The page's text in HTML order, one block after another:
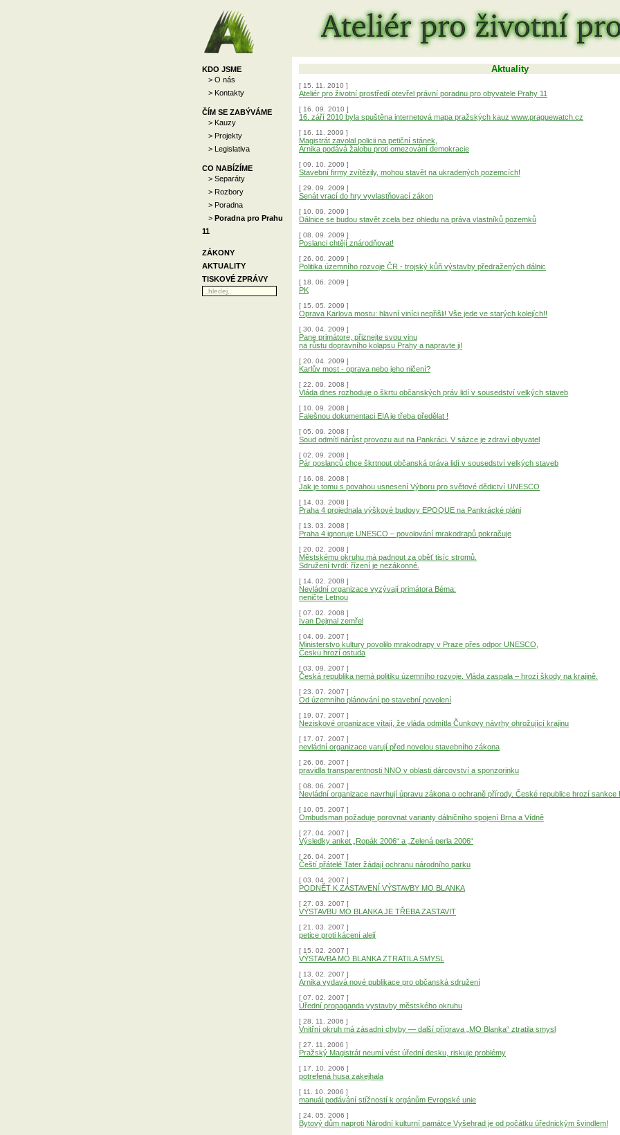
KDO JSME
> O nás
> Kontakty
ČÍM SE ZABÝVÁME
> Kauzy
> Projekty
> Legislativa
CO NABÍZÍME
> Separáty
> Rozbory
> Poradna
> Poradna pro Prahu
11
ZÁKONY
AKTUALITY
TISKOVÉ ZPRÁVY
Aktuality
[ 15. 11. 2010 ]
Ateliér pro životní prostředí otevřel právní poradnu pro obyvatele Prahy 11
[ 16. 09. 2010 ]
16. září 2010 byla spuštěna internetová mapa pražských kauz www.praguewatch.cz
[ 16. 11. 2009 ]
Magistrát zavolal policii na petiční stánek,
Arnika podává žalobu proti omezování demokracie
[ 09. 10. 2009 ]
Stavební firmy zvítězily, mohou stavět na ukradených pozemcích!
[ 29. 09. 2009 ]
Senát vrací do hry vyvlastňovací zákon
[ 10. 09. 2009 ]
Dálnice se budou stavět zcela bez ohledu na práva vlastníků pozemků
[ 08. 09. 2009 ]
Poslanci chtějí znárodňovat!
[ 26. 06. 2009 ]
Politika územního rozvoje ČR - trojský kůň výstavby předražených dálnic
[ 18. 06. 2009 ]
PK
[ 15. 05. 2009 ]
Oprava Karlova mostu: hlavní viníci nepřišli! Vše jede ve starých kolejích!!
[ 30. 04. 2009 ]
Pane primátore, přiznejte svou vinu
na růstu dopravního kolapsu Prahy a napravte ji!
[ 20. 04. 2009 ]
Karlův most - oprava nebo jeho ničení?
[ 22. 09. 2008 ]
Vláda dnes rozhoduje o škrtu občanských práv lidí v sousedství velkých staveb
[ 10. 09. 2008 ]
Falešnou dokumentaci EIA je třeba předělat !
[ 05. 09. 2008 ]
Soud odmítl nárůst provozu aut na Pankráci. V sázce je zdraví obyvatel
[ 02. 09. 2008 ]
Pár poslanců chce škrtnout občanská práva lidí v sousedství velkých staveb
[ 16. 08. 2008 ]
Jak je tomu s povahou usnesení Výboru pro světové dědictví UNESCO
[ 14. 03. 2008 ]
Praha 4 projednala výškové budovy EPOQUE na Pankrácké pláni
[ 13. 03. 2008 ]
Praha 4 ignoruje UNESCO – povolování mrakodrapů pokračuje
[ 20. 02. 2008 ]
Městskému okruhu má padnout za oběť tisíc stromů.
Sdružení tvrdí: řízení je nezákonné.
[ 14. 02. 2008 ]
Nevládní organizace vyzývají primátora Béma:
neničte Letnou
[ 07. 02. 2008 ]
Ivan Dejmal zemřel
[ 04. 09. 2007 ]
Ministerstvo kultury povolilo mrakodrapy v Praze přes odpor UNESCO,
Česku hrozí ostuda
[ 03. 09. 2007 ]
Česká republika nemá politiku územního rozvoje. Vláda zaspala – hrozí škody na krajině.
[ 23. 07. 2007 ]
Od územního plánování po stavební povolení
[ 19. 07. 2007 ]
Neziskové organizace vítají, že vláda odmítla Čunkovy návrhy ohrožující krajinu
[ 17. 07. 2007 ]
nevládní organizace varují před novelou stavebního zákona
[ 26. 06. 2007 ]
pravidla transparentnosti NNO v oblasti dárcovství a sponzorinku
[ 08. 06. 2007 ]
Nevládní organizace navrhují úpravu zákona o ochraně přírody. České republice hrozí sankce
[ 10. 05. 2007 ]
Ombudsman požaduje porovnat varianty dálničního spojení Brna a Vídně
[ 27. 04. 2007 ]
Výsledky anket „Ropák 2006“ a „Zelená perla 2006“
[ 26. 04. 2007 ]
Čeští přátelé Tater žádají ochranu národního parku
[ 03. 04. 2007 ]
PODNĚT K ZASTAVENÍ VÝSTAVBY MO BLANKA
[ 27. 03. 2007 ]
VÝSTAVBU MO BLANKA JE TŘEBA ZASTAVIT
[ 21. 03. 2007 ]
petice proti kácení alejí
[ 15. 02. 2007 ]
VÝSTAVBA MO BLANKA ZTRATILA SMYSL
[ 13. 02. 2007 ]
Arnika vydavá nové publikace pro občanská sdružení
[ 07. 02. 2007 ]
Úřední propaganda vystavby městského okruhu
[ 28. 11. 2006 ]
Vnitřní okruh má zásadní chyby — další příprava „MO Blanka“ ztratila smysl
[ 27. 11. 2006 ]
Pražský Magistrát neumí vést úřední desku, riskuje problémy
[ 17. 10. 2006 ]
potrefená husa zakejhala
[ 11. 10. 2006 ]
manuál podávání stížností k orgánům Evropské unie
[ 24. 05. 2006 ]
Bytový dům naproti Národní kulturní památce Vyšehrad je od počátku úřednickým švindlem!